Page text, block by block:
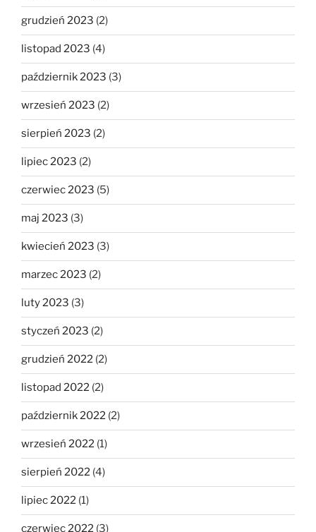
grudzień 2023 (2)
listopad 2023 (4)
październik 2023 (3)
wrzesień 2023 (2)
sierpień 2023 (2)
lipiec 2023 (2)
czerwiec 2023 (5)
maj 2023 (3)
kwiecień 2023 (3)
marzec 2023 (2)
luty 2023 (3)
styczeń 2023 (2)
grudzień 2022 (2)
listopad 2022 (2)
październik 2022 (2)
wrzesień 2022 (1)
sierpień 2022 (4)
lipiec 2022 (1)
czerwiec 2022 (3)